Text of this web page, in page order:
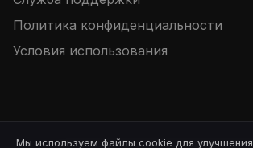
Мы используем файлы cookie для улучшения
Политика конфиденциальности
Условия использования